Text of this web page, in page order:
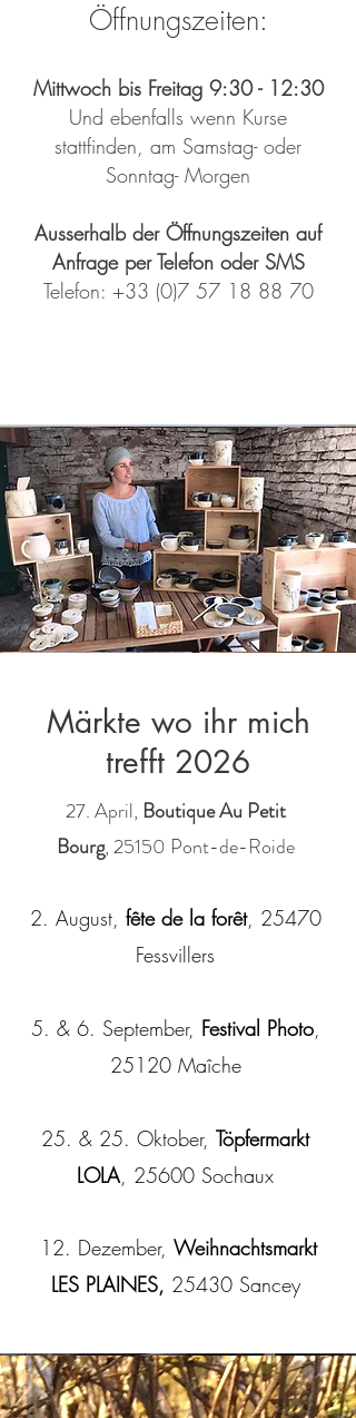
Öffnungszeiten:
Mittwoch bis Freitag 9:30 - 12:30
Und ebenfalls wenn Kurse
stattfinden, am Samstag- oder
Sonntag- Morgen
Ausserhalb der Öffnungszeiten auf
Anfrage per Telefon oder SMS
Telefon: +33 (0)7 57 18 88 70
Märkte wo ihr mich
trefft 2026
27. April, Boutique Au Petit
Bourg,25150 Pont-de-Roide
2. August, fête de la forêt, 25470
Fessvillers
5. & 6. September, Festival Photo,
25120 Maîche
25. & 25. Oktober, Töpfermarkt
LOLA, 25600 Sochaux
12. Dezember, Weihnachtsmarkt
LES PLAINES, 25430 Sancey